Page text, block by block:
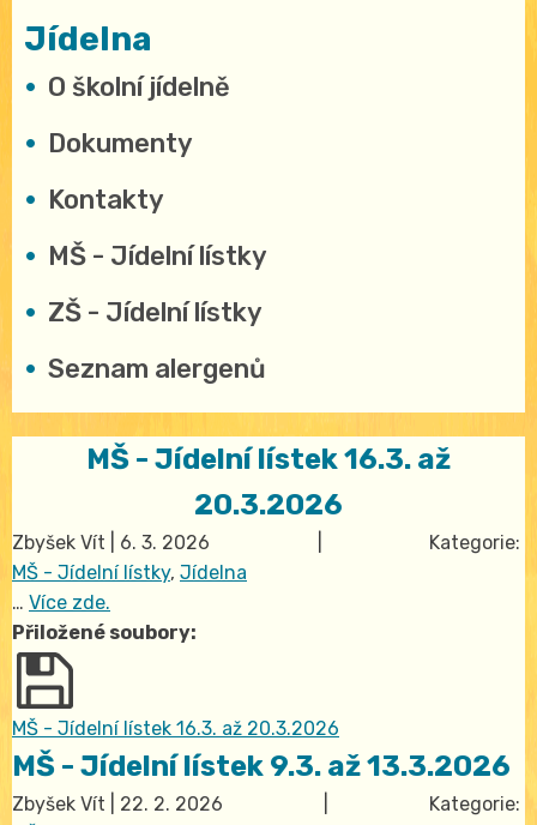
Jídelna
O školní jídelně
Dokumenty
Kontakty
MŠ - Jídelní lístky
ZŠ - Jídelní lístky
Seznam alergenů
MŠ - Jídelní lístek 16.3. až
20.3.2026
Zbyšek Vít 6. 3. 2026 | Kategorie:
MŠ - Jídelní lístky, Jídelna
… Více zde.
Přiložené soubory:
MŠ - Jídelní lístek 16.3. až 20.3.2026
MŠ - Jídelní lístek 9.3. až 13.3.2026
Zbyšek Vít 22. 2. 2026 | Kategorie: